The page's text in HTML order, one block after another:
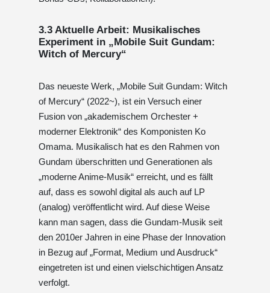
3.3 Aktuelle Arbeit: Musikalisches
Experiment in „Mobile Suit Gundam:
Witch of Mercury“
Das neueste Werk, „Mobile Suit Gundam: Witch
of Mercury“ (2022~), ist ein Versuch einer
Fusion von „akademischem Orchester +
moderner Elektronik“ des Komponisten Ko
Omama. Musikalisch hat es den Rahmen von
Gundam überschritten und Generationen als
„moderne Anime-Musik“ erreicht, und es fällt
auf, dass es sowohl digital als auch auf LP
(analog) veröffentlicht wird. Auf diese Weise
kann man sagen, dass die Gundam-Musik seit
den 2010er Jahren in eine Phase der Innovation
in Bezug auf „Format, Medium und Ausdruck“
eingetreten ist und einen vielschichtigen Ansatz
verfolgt.